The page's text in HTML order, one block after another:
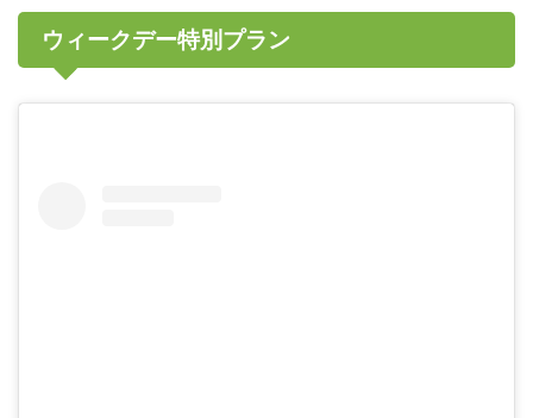
ウィークデー特別プラン